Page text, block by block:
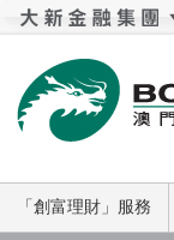
「創富理財」服務